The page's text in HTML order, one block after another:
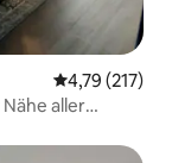
4,79 (217)
aller